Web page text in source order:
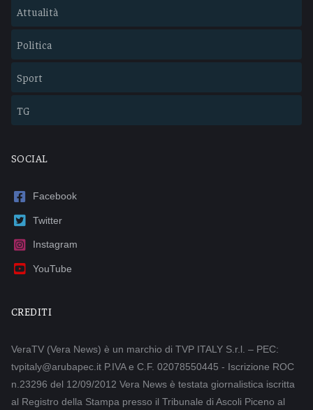
Attualità
Politica
Sport
TG
SOCIAL
Facebook
Twitter
Instagram
YouTube
CREDITI
VeraTV (Vera News) è un marchio di TVP ITALY S.r.l. – PEC:
tvpitaly@arubapec.it P.IVA e C.F. 02078550445 - Iscrizione ROC
n.23296 del 12/09/2012 Vera News è testata giornalistica iscritta
al Registro della Stampa presso il Tribunale di Ascoli Piceno al